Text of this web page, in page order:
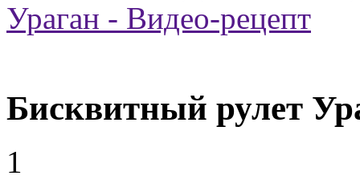
Ураган - Видео-рецепт
Бисквитный рулет
1